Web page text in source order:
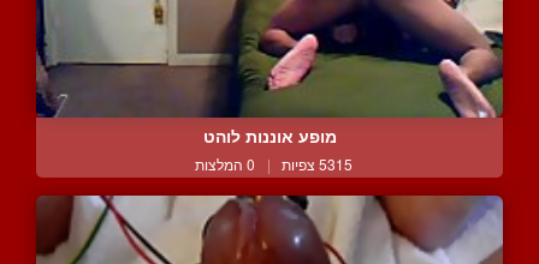
מופע אוננות לוהט
5315 צפיות | 0 המלצות